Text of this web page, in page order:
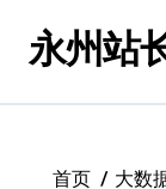
永州站
首页 大数